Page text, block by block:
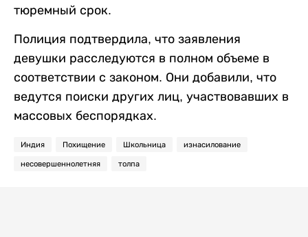
тюремный срок.
Полиция подтвердила, что заявления
девушки расследуются в полном объеме в
соответствии с законом. Они добавили, что
ведутся поиски других лиц, участвовавших в
массовых беспорядках.
Индия Похищение Школьница изнасилование
несовершеннолетняя толпа